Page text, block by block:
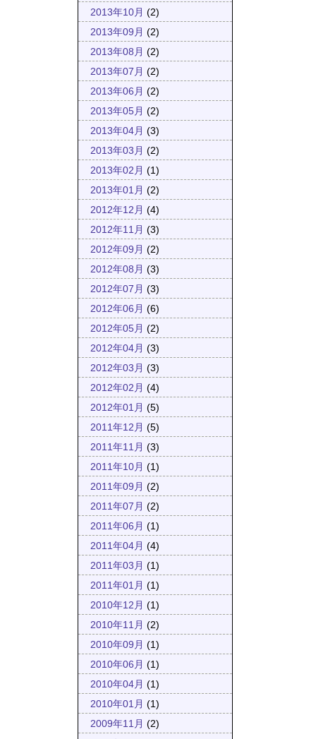
2013年10月 (2)
2013年09月 (2)
2013年08月 (2)
2013年07月 (2)
2013年06月 (2)
2013年05月 (2)
2013年04月 (3)
2013年03月 (2)
2013年02月 (1)
2013年01月 (2)
2012年12月 (4)
2012年11月 (3)
2012年09月 (2)
2012年08月 (3)
2012年07月 (3)
2012年06月 (6)
2012年05月 (2)
2012年04月 (3)
2012年03月 (3)
2012年02月 (4)
2012年01月 (5)
2011年12月 (5)
2011年11月 (3)
2011年10月 (1)
2011年09月 (2)
2011年07月 (2)
2011年06月 (1)
2011年04月 (4)
2011年03月 (1)
2011年01月 (1)
2010年12月 (1)
2010年11月 (2)
2010年09月 (1)
2010年06月 (1)
2010年04月 (1)
2010年01月 (1)
2009年11月 (2)